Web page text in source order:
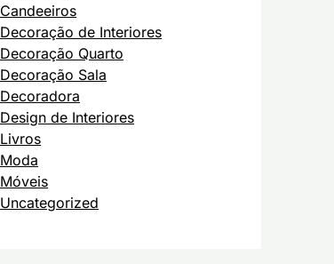
Candeeiros
Decoração de Interiores
Decoração Quarto
Decoração Sala
Decoradora
Design de Interiores
Livros
Moda
Móveis
Uncategorized